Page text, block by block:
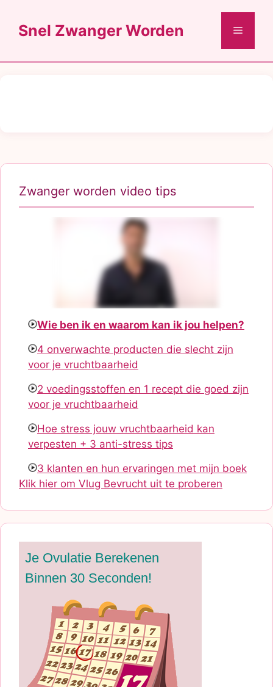
naarSnel Zwanger Worden Menu
Zwanger worden video tips
Wie ben ik en waarom kan ik jou helpen?
4 onverwachte producten die slecht zijn
voor je vruchtbaarheid
2 voedingsstoffen en 1 recept die goed zijn
voor je vruchtbaarheid
Hoe stress jouw vruchtbaarheid kan
verpesten + 3 anti-stress tips
3 klanten en hun ervaringen met mijn boek
Klik hier om Vlug Bevrucht uit te proberen
Je Ovulatie Berekenen
Binnen 30 Seconden!